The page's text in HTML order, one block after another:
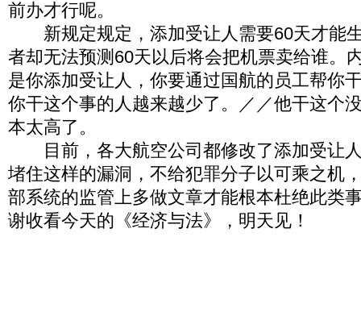
前办才行呢。
新规定规定，添加受让人需要60天才能
者却无法预测60天以后将会把机票卖给谁。
是你添加受让人，你要通过国航的员工帮你
你干这个事的人越来越少了。／／他干这个
本太高了。
目前，各大航空公司都修改了添加受让
堵住这样的漏洞，不给犯罪分子以可乘之机
部系统的监管上多做文章才能根本杜绝此类
谢收看今天的《经济与法》，明天见！